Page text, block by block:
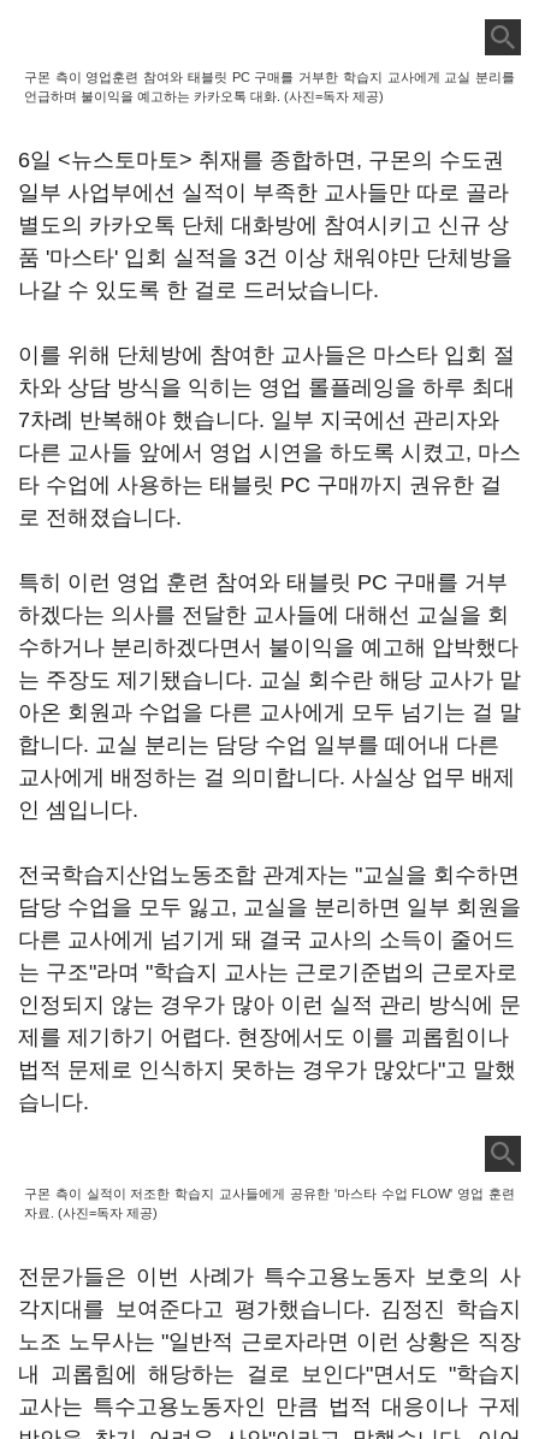
구몬 측이 영업훈련 참여와 태블릿 PC 구매를 거부한 학습지 교사에게 교실 분리를
언급하며 불이익을 예고하는 카카오톡 대화. (사진=독자 제공)
6일 <뉴스토마토> 취재를 종합하면, 구몬의 수도권
일부 사업부에선 실적이 부족한 교사들만 따로 골라
별도의 카카오톡 단체 대화방에 참여시키고 신규 상
품 '마스타' 입회 실적을 3건 이상 채워야만 단체방을
나갈 수 있도록 한 걸로 드러났습니다.
이를 위해 단체방에 참여한 교사들은 마스타 입회 절
차와 상담 방식을 익히는 영업 롤플레잉을 하루 최대
7차례 반복해야 했습니다. 일부 지국에선 관리자와
다른 교사들 앞에서 영업 시연을 하도록 시켰고, 마스
타 수업에 사용하는 태블릿 PC 구매까지 권유한 걸
로 전해졌습니다.
특히 이런 영업 훈련 참여와 태블릿 PC 구매를 거부
하겠다는 의사를 전달한 교사들에 대해선 교실을 회
수하거나 분리하겠다면서 불이익을 예고해 압박했다
는 주장도 제기됐습니다. 교실 회수란 해당 교사가 맡
아온 회원과 수업을 다른 교사에게 모두 넘기는 걸 말
합니다. 교실 분리는 담당 수업 일부를 떼어내 다른
교사에게 배정하는 걸 의미합니다. 사실상 업무 배제
인 셈입니다.
전국학습지산업노동조합 관계자는 "교실을 회수하면
담당 수업을 모두 잃고, 교실을 분리하면 일부 회원을
다른 교사에게 넘기게 돼 결국 교사의 소득이 줄어드
는 구조"라며 "학습지 교사는 근로기준법의 근로자로
인정되지 않는 경우가 많아 이런 실적 관리 방식에 문
제를 제기하기 어렵다. 현장에서도 이를 괴롭힘이나
법적 문제로 인식하지 못하는 경우가 많았다"고 말했
습니다.
구몬 측이 실적이 저조한 학습지 교사들에게 공유한 '마스타 수업 FLOW' 영업 훈련
자료. (사진=독자 제공)
전문가들은 이번 사례가 특수고용노동자 보호의 사
각지대를 보여준다고 평가했습니다. 김정진 학습지
노조 노무사는 "일반적 근로자라면 이런 상황은 직장
내 괴롭힘에 해당하는 걸로 보인다"면서도 "학습지
교사는 특수고용노동자인 만큼 법적 대응이나 구제